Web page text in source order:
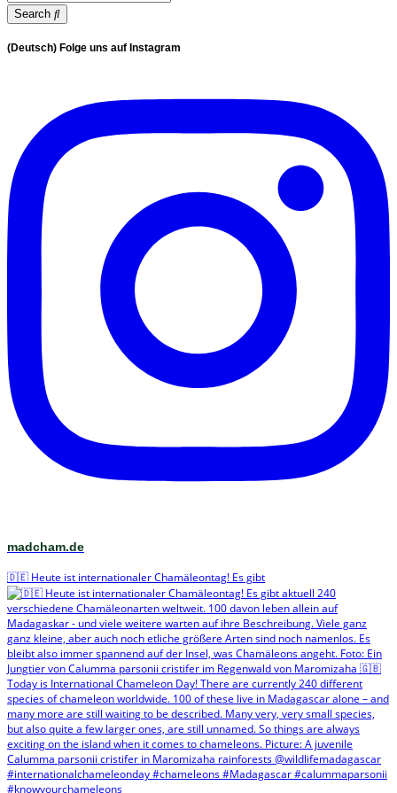
Search
(Deutsch) Folge uns auf Instagram
madcham.de
🇩🇪 Heute ist internationaler Chamäleontag! Es gibt